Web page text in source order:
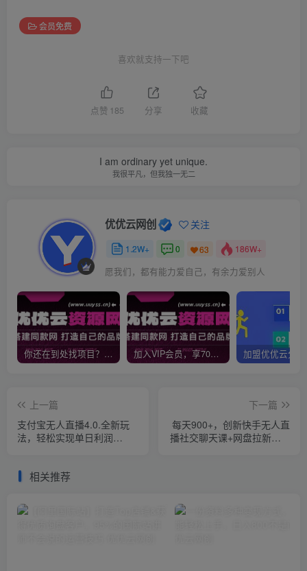
会员免费
喜欢就支持一下吧
点赞 185 分享 收藏
I am ordinary yet unique.
我很平凡，但我独一无二
优优云网创 关注
1.2W+ 0 63 186W+
愿我们，都有能力爱自己，有余力爱别人
你还在到处找项目？还在当韭菜？我靠网创资源站一个月收入5万+，曾经我也是个失败者。 加入VIP会员，享70%的推广提成，免费学习多种网上创业课程，菜鸟秒变大神！
上一篇
支付宝无人直播4.0.全新玩
法，轻松实现单日利润
下一篇
每天900+，创新快手无人直
播社交聊天课+网盘拉新，AI
相关推荐